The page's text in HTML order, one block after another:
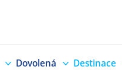
Dovolená Destinace